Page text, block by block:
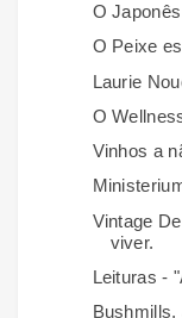
O Japonês
O Peixe
Laurie
O
Vinhos a
Vintage
viver.
Leituras -
Bushmills,